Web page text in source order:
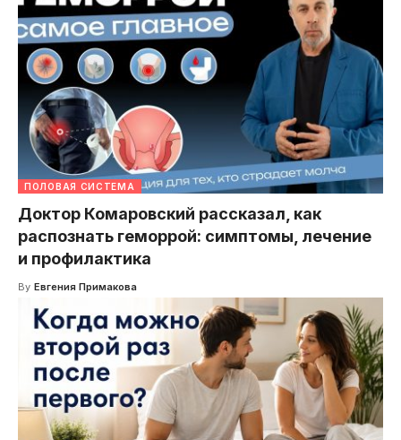
ПОЛОВАЯ СИСТЕМА
Доктор Комаровский рассказал, как
распознать геморрой: симптомы, лечение
и профилактика
By Евгения Примакова